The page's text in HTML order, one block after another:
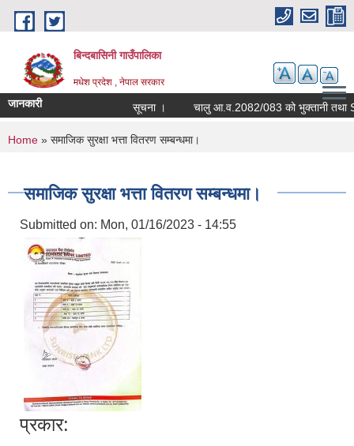
Skip to main content
बिन्दबासिनी गाउँपालिका
मधेश प्रदेश , नेपाल सरकार
जानकारी सूचना ।
You are here
Home » समाजिक सुरक्षा भत्ता वितरण सम्बन्धमा।
समाजिक सुरक्षा भत्ता वितरण सम्बन्धमा।
Submitted on: Mon, 01/16/2023 - 14:55
प्रकार: